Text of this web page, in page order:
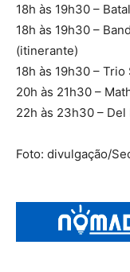
18h às 19h30 –
18h às 19h30 –
(itinerante)
18h às 19h30 – Trio
20h às 21h30 –
22h às 23h30 – Del
Foto: divulgação/